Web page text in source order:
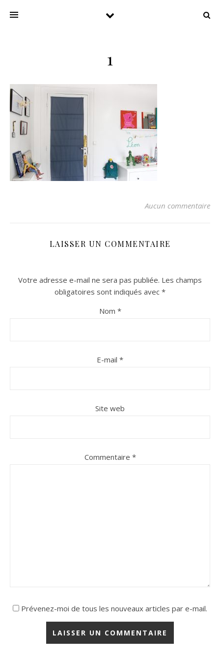
1
Aucun commentaire
LAISSER UN COMMENTAIRE
Votre adresse e-mail ne sera pas publiée. Les champs
obligatoires sont indiqués avec *
Nom *
E-mail *
Site web
Commentaire *
Prévenez-moi de tous les nouveaux articles par e-mail.